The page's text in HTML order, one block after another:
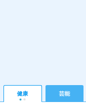
健康 芸能